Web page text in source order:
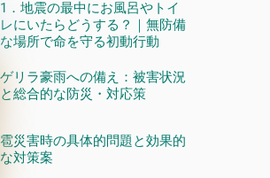
1．地震の最中にお風呂やトイ
レにいたらどうする？｜無防備
な場所で命を守る初動行動
ゲリラ豪雨への備え：被害状況
と総合的な防災・対応策
雹災害時の具体的問題と効果的
な対策案